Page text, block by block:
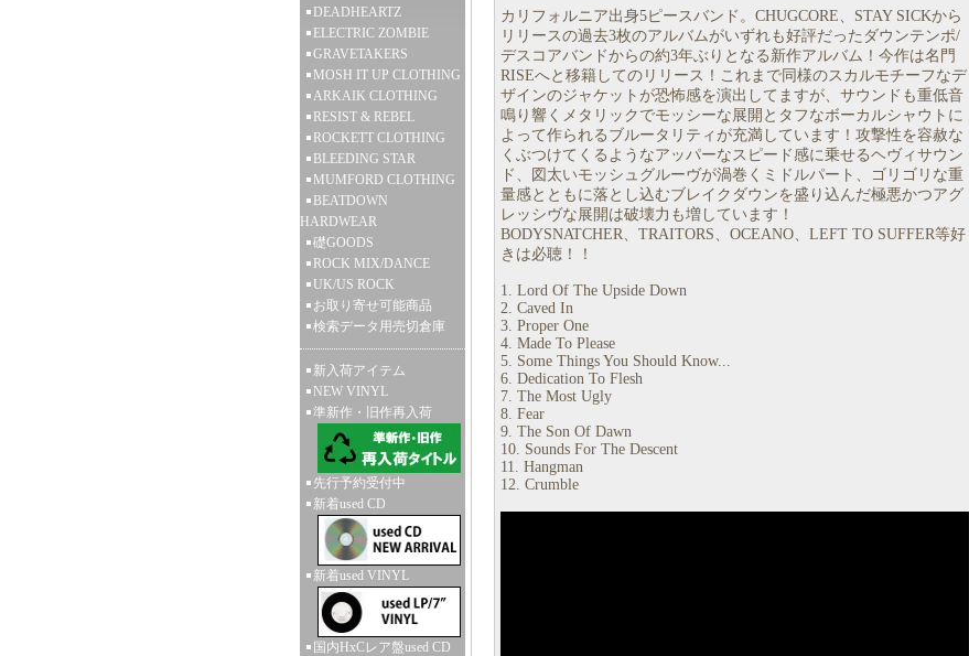
DEADHEARTZ
ELECTRIC ZOMBIE
GRAVETAKERS
MOSH IT UP CLOTHING
ARKAIK CLOTHING
RESIST & REBEL
ROCKETT CLOTHING
BLEEDING STAR
MUMFORD CLOTHING
BEATDOWN
HARDWEAR
礎GOODS
ROCK MIX/DANCE
UK/US ROCK
お取り寄せ可能商品
検索データ用売切倉庫
新入荷アイテム
NEW VINYL
準新作・旧作再入荷
先行予約受付中
新着used CD
新着used VINYL
国内HxCレア盤used CD
カリフォルニア出身5ピースバンド。CHUGCORE、STAY SICKから
リリースの過去3枚のアルバムがいずれも好評だったダウンテンポ/
デスコアバンドからの約3年ぶりとなる新作アルバム！今作は名門
RISEへと移籍してのリリース！これまで同様のスカルモチーフなデ
ザインのジャケットが恐怖感を演出してますが、サウンドも重低音
鳴り響くメタリックでモッシーな展開とタフなボーカルシャウトに
よって作られるブルータリティが充満しています！攻撃性を容赦な
くぶつけてくるようなアッパーなスピード感に乗せるヘヴィサウン
ド、図太いモッシュグルーヴが渦巻くミドルパート、ゴリゴリな重
量感とともに落とし込むブレイクダウンを盛り込んだ極悪かつアグ
レッシヴな展開は破壊力も増しています！
BODYSNATCHER、TRAITORS、OCEANO、LEFT TO SUFFER等好
きは必聴！！
1. Lord Of The Upside Down
2. Caved In
3. Proper One
4. Made To Please
5. Some Things You Should Know...
6. Dedication To Flesh
7. The Most Ugly
8. Fear
9. The Son Of Dawn
10. Sounds For The Descent
11. Hangman
12. Crumble